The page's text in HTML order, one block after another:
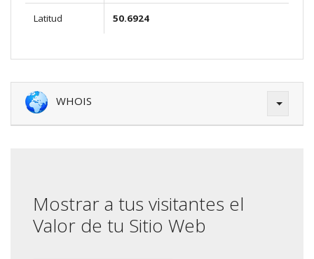
Latitud 50.6924
WHOIS
Mostrar a tus visitantes el
Valor de tu Sitio Web